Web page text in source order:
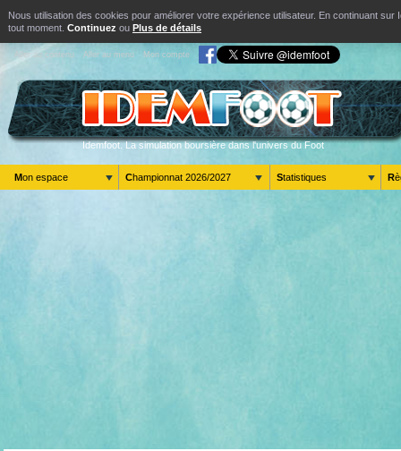
Nous utilisation des cookies pour améliorer votre expérience utilisateur. En continuant
tout moment. Continuez ou Plus de détails
Aller au contenu Aller au menu Mon compte
Idemfoot. La simulation boursière dans l'univers du Foot
Mon espace Championnat 2026/2027 Statistiques